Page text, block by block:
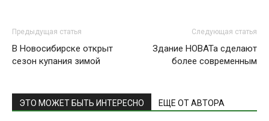
Предыдущая статья
В Новосибирске открыт
сезон купания зимой
Следующая статья
Здание НОВАТа сделают
более современным
ЭТО МОЖЕТ БЫТЬ ИНТЕРЕСНО ЕЩЕ ОТ АВТОРА